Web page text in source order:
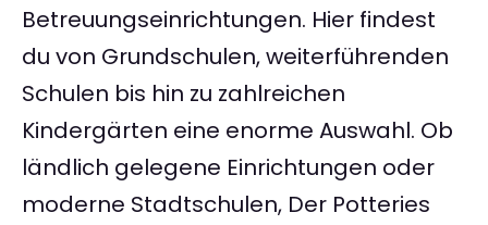
Betreuungseinrichtungen. Hier findest
du von Grundschulen, weiterführenden
Schulen bis hin zu zahlreichen
Kindergärten eine enorme Auswahl. Ob
ländlich gelegene Einrichtungen oder
moderne Stadtschulen, Der Potteries